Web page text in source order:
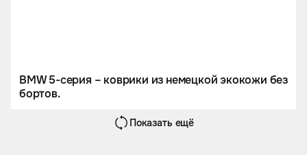
BMW 5-серия – коврики из немецкой экокожи без
бортов.
Показать ещё